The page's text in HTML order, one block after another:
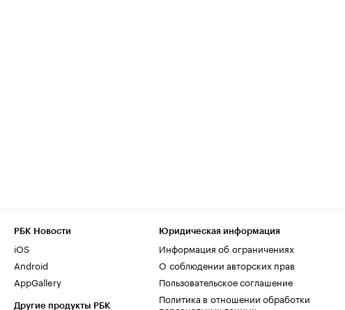
РБК Новости
iOS
Android
AppGallery
Другие продукты РБК
Юридическая информация
Информация об ограничениях
О соблюдении авторских прав
Пользовательское соглашение
Политика в отношении обработки